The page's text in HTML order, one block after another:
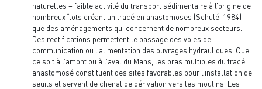
naturelles – faible activité du transport sédimentaire à l’origine de
nombreux îlots créant un tracé en anastomoses (Schulé, 1984) –
que des aménagements qui concernent de nombreux secteurs.
Des rectifications permettent le passage des voies de
communication ou l’alimentation des ouvrages hydrauliques. Que
ce soit à l’amont ou à l’aval du Mans, les bras multiples du tracé
anastomosé constituent des sites favorables pour l’installation de
seuils et servent de chenal de dérivation vers les moulins. Les